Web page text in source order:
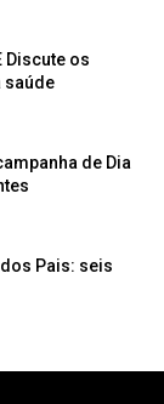
Discute os
de Dia
Pais: seis